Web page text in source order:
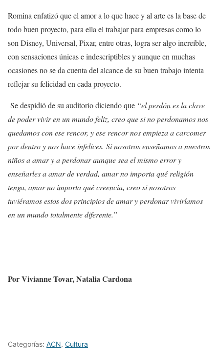
Romina enfatizó que el amor a lo que hace y al arte es la base de
todo buen proyecto, para ella el trabajar para empresas como lo
son Disney, Universal, Pixar, entre otras, logra ser algo increíble,
con sensaciones únicas e indescriptibles y aunque en muchas
ocasiones no se da cuenta del alcance de su buen trabajo intenta
reflejar su felicidad en cada proyecto.
Se despidió de su auditorio diciendo que “el perdón es la clave
de poder vivir en un mundo feliz, creo que si no perdonamos nos
quedamos con ese rencor, y ese rencor nos empieza a carcomer
por dentro y nos hace infelices. Si nosotros enseñamos a nuestros
niños a amar y a perdonar aunque sea el mismo error y
enseñarles a amar de verdad, amar no importa qué religión
tenga, amar no importa qué creencia, creo si nosotros
tuviéramos estos dos principios de amar y perdonar viviríamos
en un mundo totalmente diferente.”
Por Vivianne Tovar, Natalia Cardona
Categorías: ACN, Cultura